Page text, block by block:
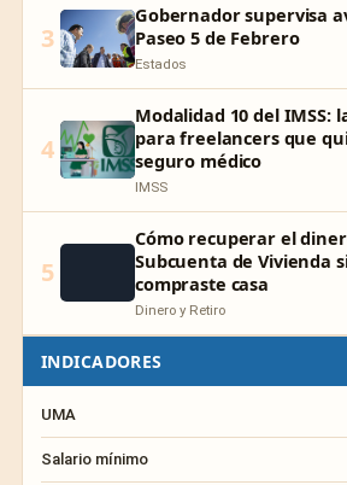
3
Gobernador supervisa
Paseo 5 de Febrero
Estados
4
Modalidad 10 del IMSS:
para freelancers que
seguro médico
IMSS
5
Cómo recuperar el
Subcuenta de Vivienda
compraste casa
Dinero y Retiro
INDICADORES
UMA
Salario mínimo